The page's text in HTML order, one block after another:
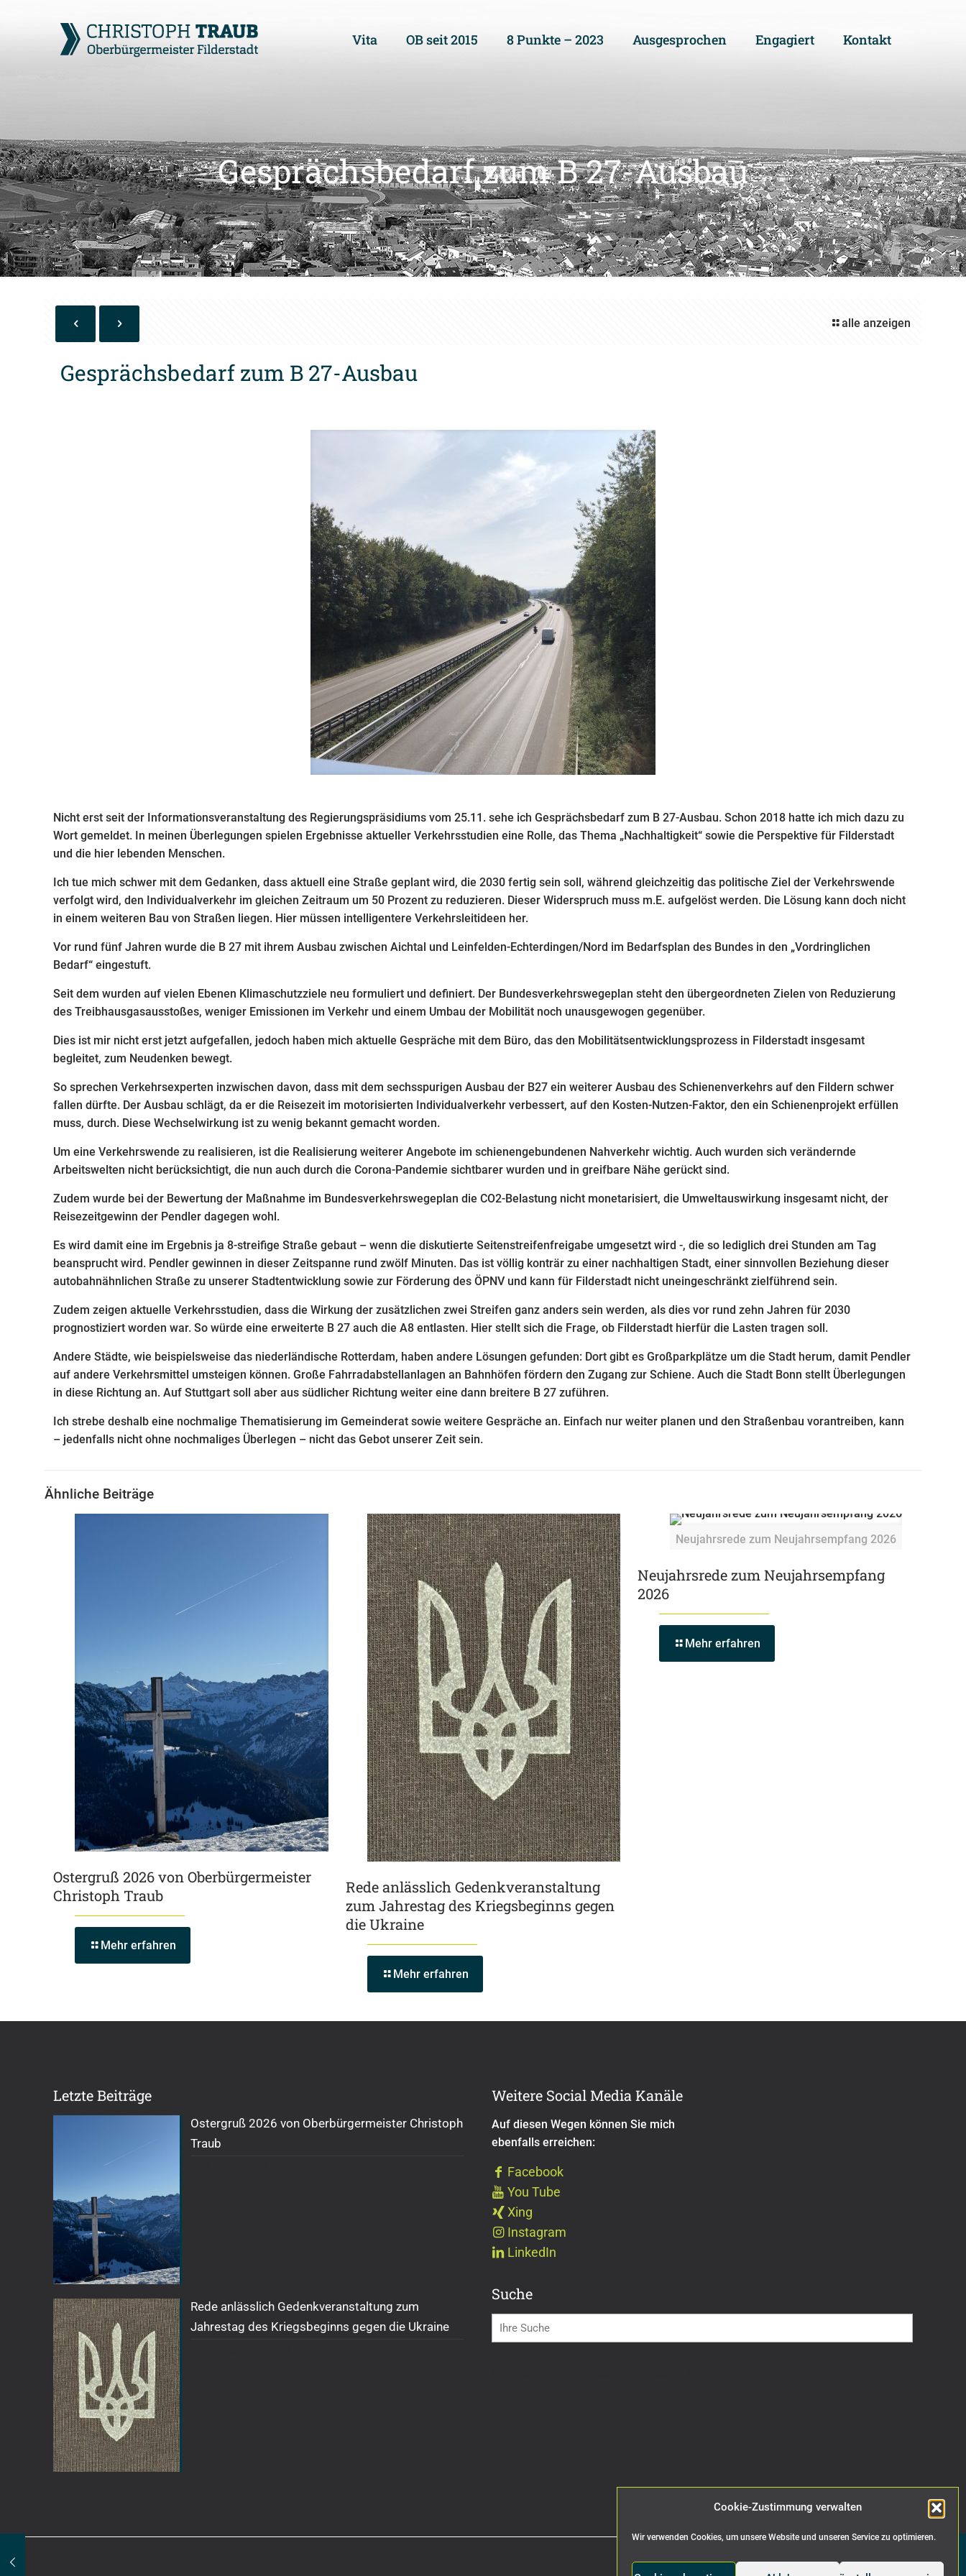
Cookie-Zustimmung verwalten
Wir verwenden Cookies, um unsere Website und unseren Service zu optimieren.
Vita OB seit 2015 8 Punkte – 2023 Ausgesprochen Engagiert Kontakt
Gesprächsbedarf zum B 27-Ausbau
alle anzeigen
Gesprächsbedarf zum B 27-Ausbau
Nicht erst seit der Informationsveranstaltung des Regierungspräsidiums vom 25.11. sehe ich Gesprächsbedarf zum B 27-Ausbau. Schon 2018 hatte ich mich dazu zu
Wort gemeldet. In meinen Überlegungen spielen Ergebnisse aktueller Verkehrsstudien eine Rolle, das Thema „Nachhaltigkeit“ sowie die Perspektive für Filderstadt
und die hier lebenden Menschen.
Ich tue mich schwer mit dem Gedanken, dass aktuell eine Straße geplant wird, die 2030 fertig sein soll, während gleichzeitig das politische Ziel der Verkehrswende
verfolgt wird, den Individualverkehr im gleichen Zeitraum um 50 Prozent zu reduzieren. Dieser Widerspruch muss m.E. aufgelöst werden. Die Lösung kann doch nicht
in einem weiteren Bau von Straßen liegen. Hier müssen intelligentere Verkehrsleitideen her.
Vor rund fünf Jahren wurde die B 27 mit ihrem Ausbau zwischen Aichtal und Leinfelden-Echterdingen/Nord im Bedarfsplan des Bundes in den „Vordringlichen
Bedarf“ eingestuft.
Seit dem wurden auf vielen Ebenen Klimaschutzziele neu formuliert und definiert. Der Bundesverkehrswegeplan steht den übergeordneten Zielen von Reduzierung
des Treibhausgasausstoßes, weniger Emissionen im Verkehr und einem Umbau der Mobilität noch unausgewogen gegenüber.
Dies ist mir nicht erst jetzt aufgefallen, jedoch haben mich aktuelle Gespräche mit dem Büro, das den Mobilitätsentwicklungsprozess in Filderstadt insgesamt
begleitet, zum Neudenken bewegt.
So sprechen Verkehrsexperten inzwischen davon, dass mit dem sechsspurigen Ausbau der B27 ein weiterer Ausbau des Schienenverkehrs auf den Fildern schwer
fallen dürfte. Der Ausbau schlägt, da er die Reisezeit im motorisierten Individualverkehr verbessert, auf den Kosten-Nutzen-Faktor, den ein Schienenprojekt erfüllen
muss, durch. Diese Wechselwirkung ist zu wenig bekannt gemacht worden.
Um eine Verkehrswende zu realisieren, ist die Realisierung weiterer Angebote im schienengebundenen Nahverkehr wichtig. Auch wurden sich verändernde
Arbeitswelten nicht berücksichtigt, die nun auch durch die Corona-Pandemie sichtbarer wurden und in greifbare Nähe gerückt sind.
Zudem wurde bei der Bewertung der Maßnahme im Bundesverkehrswegeplan die CO2-Belastung nicht monetarisiert, die Umweltauswirkung insgesamt nicht, der
Reisezeitgewinn der Pendler dagegen wohl.
Es wird damit eine im Ergebnis ja 8-streifige Straße gebaut – wenn die diskutierte Seitenstreifenfreigabe umgesetzt wird -, die so lediglich drei Stunden am Tag
beansprucht wird. Pendler gewinnen in dieser Zeitspanne rund zwölf Minuten. Das ist völlig konträr zu einer nachhaltigen Stadt, einer sinnvollen Beziehung dieser
autobahnähnlichen Straße zu unserer Stadtentwicklung sowie zur Förderung des ÖPNV und kann für Filderstadt nicht uneingeschränkt zielführend sein.
Zudem zeigen aktuelle Verkehrsstudien, dass die Wirkung der zusätzlichen zwei Streifen ganz anders sein werden, als dies vor rund zehn Jahren für 2030
prognostiziert worden war. So würde eine erweiterte B 27 auch die A8 entlasten. Hier stellt sich die Frage, ob Filderstadt hierfür die Lasten tragen soll.
Andere Städte, wie beispielsweise das niederländische Rotterdam, haben andere Lösungen gefunden: Dort gibt es Großparkplätze um die Stadt herum, damit Pendler
auf andere Verkehrsmittel umsteigen können. Große Fahrradabstellanlagen an Bahnhöfen fördern den Zugang zur Schiene. Auch die Stadt Bonn stellt Überlegungen
in diese Richtung an. Auf Stuttgart soll aber aus südlicher Richtung weiter eine dann breitere B 27 zuführen.
Ich strebe deshalb eine nochmalige Thematisierung im Gemeinderat sowie weitere Gespräche an. Einfach nur weiter planen und den Straßenbau vorantreiben, kann
– jedenfalls nicht ohne nochmaliges Überlegen – nicht das Gebot unserer Zeit sein.
Ähnliche Beiträge
Ostergruß 2026 von Oberbürgermeister
Christoph Traub
Mehr erfahren
Rede anlässlich Gedenkveranstaltung
zum Jahrestag des Kriegsbeginns gegen
die Ukraine
Mehr erfahren
Neujahrsrede zum Neujahrsempfang 2026
Neujahrsrede zum Neujahrsempfang
2026
Mehr erfahren
Letzte Beiträge
Ostergruß 2026 von Oberbürgermeister Christoph
Traub
Rede anlässlich Gedenkveranstaltung zum
Jahrestag des Kriegsbeginns gegen die Ukraine
Weitere Social Media Kanäle
Auf diesen Wegen können Sie mich
ebenfalls erreichen:
Facebook
You Tube
Xing
Instagram
LinkedIn
Suche